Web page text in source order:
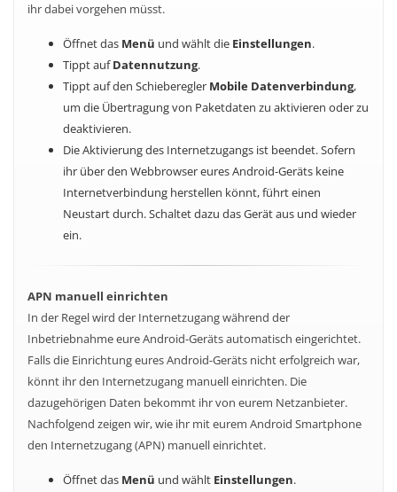
ihr dabei vorgehen müsst.
Öffnet das Menü und wählt die Einstellungen.
Tippt aufDatennutzung.
Tippt auf den Schieberegler Mobile Datenverbindung,
um die Übertragung von Paketdaten zu aktivieren oder zu
deaktivieren.
Die Aktivierung des Internetzugangs ist beendet. Sofern
ihr über den Webbrowser eures Android-Geräts keine
Internetverbindung herstellen könnt, führt einen
Neustart durch. Schaltet dazu das Gerät aus und wieder
ein.
APN manuell einrichten
In der Regel wird der Internetzugang während der
Inbetriebnahme eure Android-Geräts automatisch eingerichtet.
Falls die Einrichtung eures Android-Geräts nicht erfolgreich war,
könnt ihr den Internetzugang manuell einrichten. Die
dazugehörigen Daten bekommt ihr von eurem Netzanbieter.
Nachfolgend zeigen wir, wie ihr mit eurem Android Smartphone
den Internetzugang (APN) manuell einrichtet.
Öffnet das Menü und wählt Einstellungen.